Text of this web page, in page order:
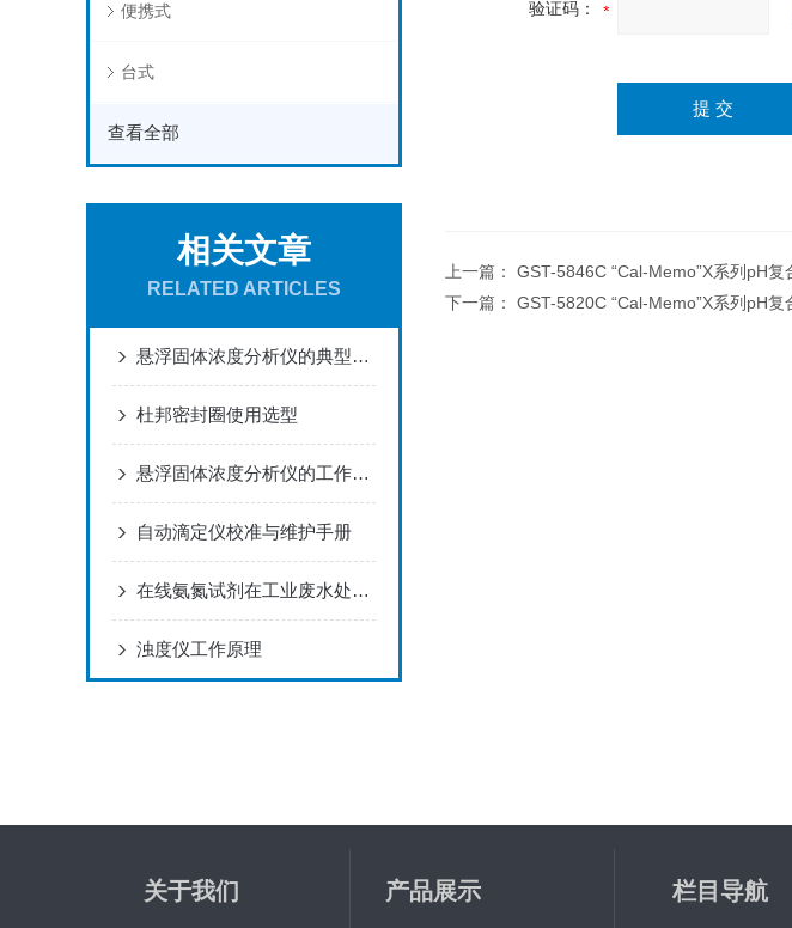
便携式
台式
查看全部
相关文章
RELATED ARTICLES
悬浮固体浓度分析仪的典型应用及特征，优势显著，就差你没看了
杜邦密封圈使用选型
悬浮固体浓度分析仪的工作原理与应用
自动滴定仪校准与维护手册
在线氨氮试剂在工业废水处理中的应用
浊度仪工作原理
验证码：
上一篇： GST-5846C “Cal-Memo”X系列pH复
下一篇： GST-5820C “Cal-Memo”X系列pH复
关于我们 产品展示 栏目导航